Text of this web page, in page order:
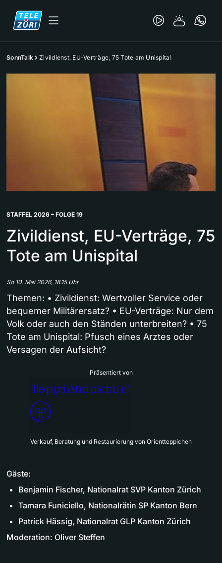
SonnTalk Zivildienst, EU-Verträge, 75 Tote am Unispital
STAFFEL 2026 – FOLGE 19
Zivildienst, EU-Verträge, 75
Tote am Unispital
So 10. Mai 2026, 18.15 Uhr
Themen: • Zivildienst: Wertvoller Service oder
bequemer Militärersatz? • EU-Verträge: Nur dem
Volk oder auch den Ständen unterbreiten? • 75
Tote am Unispital: Pfusch eines Arztes oder
Versagen der Aufsicht?
Präsentiert von
Verkauf, Beratung und Restaurierung von Orientteppichen
Gäste:
Benjamin Fischer, Nationalrat SVP Kanton Zürich
Tamara Funiciello, Nationalrätin SP Kanton Bern
Patrick Hässig, Nationalrat GLP Kanton Zürich
Moderation: Oliver Steffen